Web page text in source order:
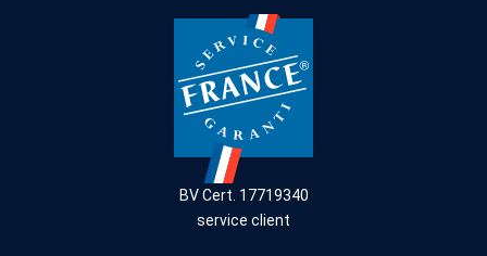
BV Cert. 17719340
service client